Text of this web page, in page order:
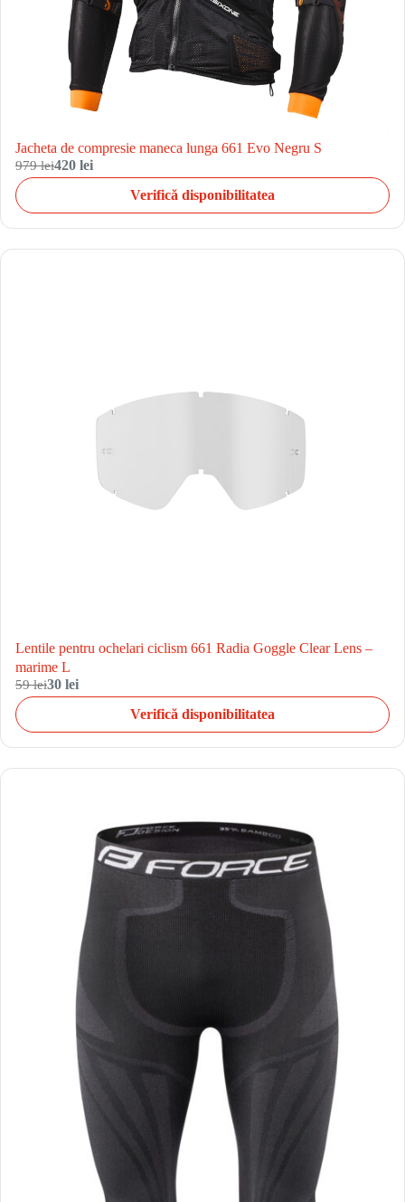
Jacheta de compresie maneca lunga 661 Evo Negru S
979 lei420 lei
Verifică disponibilitatea
Lentile pentru ochelari ciclism 661 Radia Goggle Clear Lens –
marime L
59 lei30 lei
Verifică disponibilitatea